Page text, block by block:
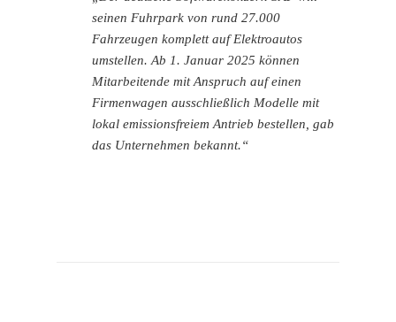
seinen Fuhrpark von rund 27.000
Fahrzeugen komplett auf Elektroautos
umstellen. Ab 1. Januar 2025 können
Mitarbeitende mit Anspruch auf einen
Firmenwagen ausschließlich Modelle mit
lokal emissionsfreiem Antrieb bestellen, gab
das Unternehmen bekannt.“